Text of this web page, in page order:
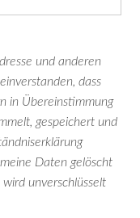
und anderen
dass
in Übereinstimmung
gespeichert und
Daten gelöscht
unverschlüsselt